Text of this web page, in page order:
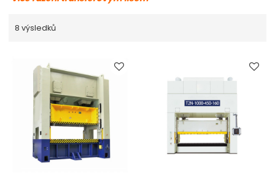
8 výsledků